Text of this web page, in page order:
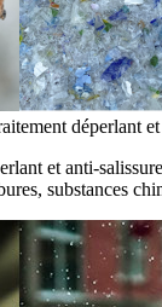
déperlant et
et anti-
substances